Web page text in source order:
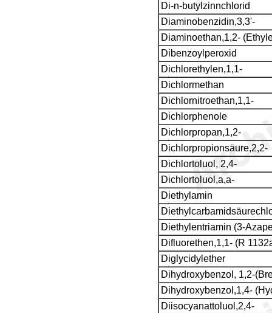
Di-n-butylzinnchlorid
Diaminobenzidin,3,3'-
Diaminoethan,1,2-
Dibenzoylperoxid
Dichlorethylen,1,1-
Dichlormethan
Dichlornitroethan,1,1-
Dichlorphenole
Dichlorpropan,1,2-
Dichlorpropionsäure,2,2-
Dichlortoluol, 2,4-
Dichlortoluol,a,a-
Diethylamin
Diethylentriamin (3-
Difluorethen,1,1- (R
Diglycidylether
Dihydroxybenzol, 1,2-
Dihydroxybenzol,1,4-
Diisocyanattoluol,2,4-